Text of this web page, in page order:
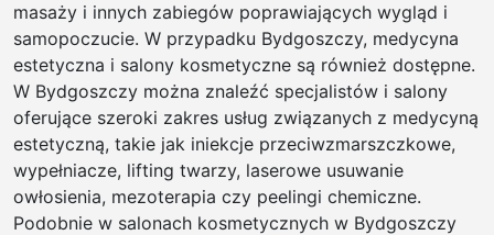
masaży i innych zabiegów poprawiających wygląd i
samopoczucie. W przypadku Bydgoszczy, medycyna
estetyczna i salony kosmetyczne są również dostępne.
W Bydgoszczy można znaleźć specjalistów i salony
oferujące szeroki zakres usług związanych z medycyną
estetyczną, takie jak iniekcje przeciwzmarszczkowe,
wypełniacze, lifting twarzy, laserowe usuwanie
owłosienia, mezoterapia czy peelingi chemiczne.
Podobnie w salonach kosmetycznych w Bydgoszczy